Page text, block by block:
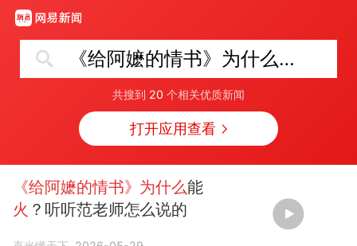
《给阿嬷的情书》为什么火了
共搜到 20 个相关优质新闻
打开应用查看
《给阿嬷的情书》为什么能
火 ？听听范老师怎么说的